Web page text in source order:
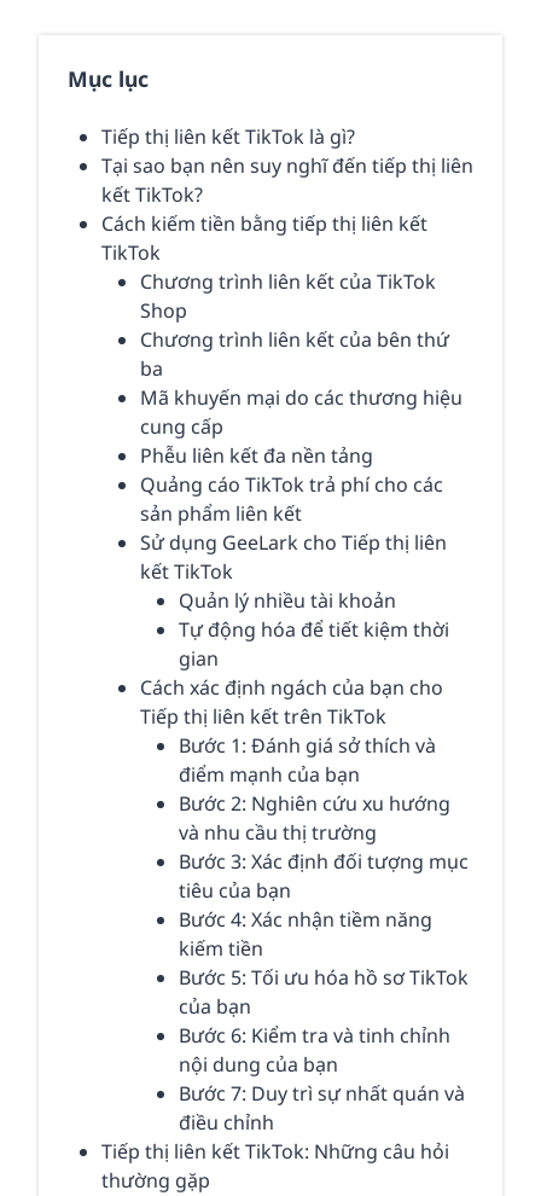
Mục lục
Tiếp thị liên kết TikTok là gì?
Tại sao bạn nên suy nghĩ đến tiếp thị liên
kết TikTok?
Cách kiếm tiền bằng tiếp thị liên kết
TikTok
Chương trình liên kết của TikTok
Shop
Chương trình liên kết của bên thứ
ba
Mã khuyến mại do các thương hiệu
cung cấp
Phễu liên kết đa nền tảng
Quảng cáo TikTok trả phí cho các
sản phẩm liên kết
Sử dụng GeeLark cho Tiếp thị liên
kết TikTok
Quản lý nhiều tài khoản
Tự động hóa để tiết kiệm thời
gian
Cách xác định ngách của bạn cho
Tiếp thị liên kết trên TikTok
Bước 1: Đánh giá sở thích và
điểm mạnh của bạn
Bước 2: Nghiên cứu xu hướng
và nhu cầu thị trường
Bước 3: Xác định đối tượng mục
tiêu của bạn
Bước 4: Xác nhận tiềm năng
kiếm tiền
Bước 5: Tối ưu hóa hồ sơ TikTok
của bạn
Bước 6: Kiểm tra và tinh chỉnh
nội dung của bạn
Bước 7: Duy trì sự nhất quán và
điều chỉnh
Tiếp thị liên kết TikTok: Những câu hỏi
thường gặp